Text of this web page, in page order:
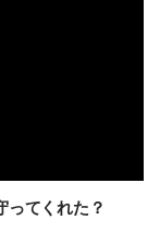
ってくれた？